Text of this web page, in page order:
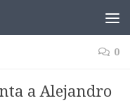
0
a Alejandro